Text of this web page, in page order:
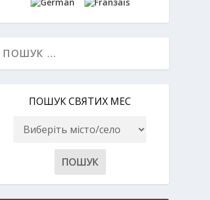
ПОШУК СВЯТИХ МЕС